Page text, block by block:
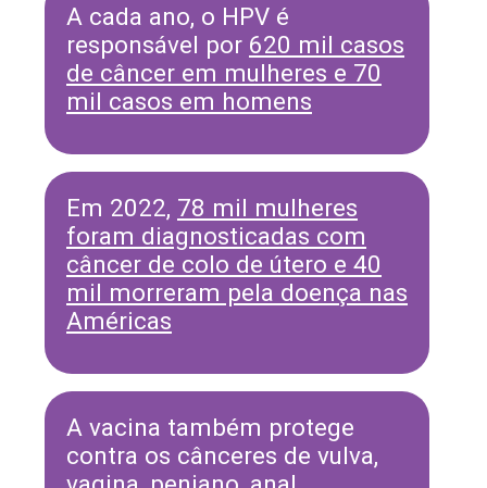
A cada ano, o HPV é
responsável por 620 mil casos
de câncer em mulheres e 70
mil casos em homens
Em 2022, 78 mil mulheres
foram diagnosticadas com
câncer de colo de útero e 40
mil morreram pela doença nas
Américas
A vacina também protege
contra os cânceres de vulva,